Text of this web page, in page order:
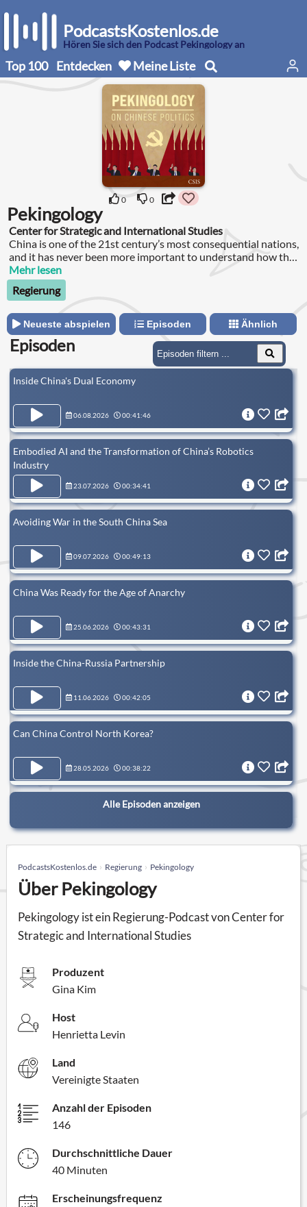
PodcastsKostenlos.de
Hören Sie sich den Podcast Pekingology an
Top 100 Entdecken Meine Liste
0 0
Pekingology
Center for Strategic and International Studies
China is one of the 21st century’s most consequential nations,
and it has never been more important to understand how the
country is governed.
Mehr lesen
Regierung
Neueste abspielen Episoden Ähnlich
Episoden
Inside China's Dual Economy
06.08.2026 00:41:46
Embodied AI and the Transformation of China’s Robotics
Industry
23.07.2026 00:34:41
Avoiding War in the South China Sea
09.07.2026 00:49:13
China Was Ready for the Age of Anarchy
25.06.2026 00:43:31
Inside the China-Russia Partnership
11.06.2026 00:42:05
Can China Control North Korea?
28.05.2026 00:38:22
Alle Episoden anzeigen
PodcastsKostenlos.de Regierung Pekingology
Über Pekingology
Pekingology ist ein Regierung-Podcast von Center for
Strategic and International Studies
Produzent
Gina Kim
Host
Henrietta Levin
Land
Vereinigte Staaten
Anzahl der Episoden
146
Durchschnittliche Dauer
40 Minuten
Erscheinungsfrequenz